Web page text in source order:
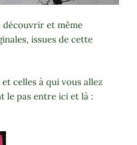
découvrir et même
issues de cette
celles à qui vous allez
le pas entre ici et là :